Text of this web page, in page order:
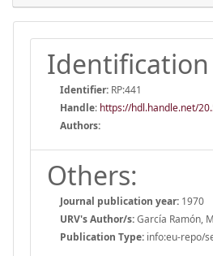
Identifier: RP:441
Handle: https://hdl.handle.net/
Authors:
Others:
Journal publication year: 1970
URV's Author/s:García Ramón,
Publication Type: info:eu-repo/